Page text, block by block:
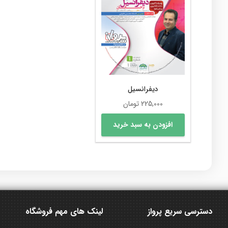
دیفرانسیل
225,000تومان
افزودن به سبد خرید
لینک های مهم فروشگاه دسترسی سریع پرواز